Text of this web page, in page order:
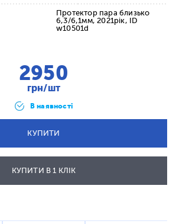
Протектор пара близько
6,3/6,1мм, 2021рік, ID
w10501d
2950
грн/шт
В наявності
КУПИТИ
ВІДПРАВИТИ
КУПИТИ В 1 КЛІК